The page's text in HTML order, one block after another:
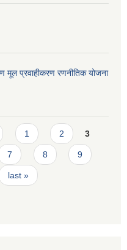
मूल प्रवाहीकरण रणनीतिक योजना
1 2 3
7 8 9
last »